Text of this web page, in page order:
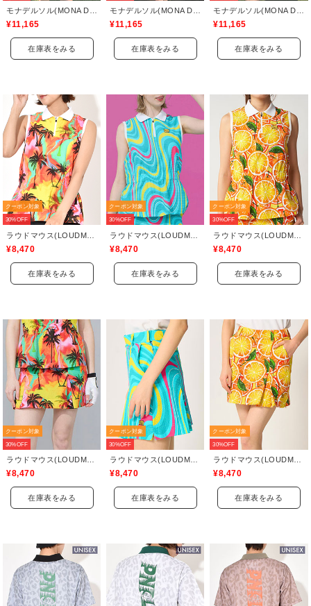
モナデルソル(MONA DELSOL)
¥11,165
在庫表をみる
モナデルソル(MONA DELSOL)
¥11,165
在庫表をみる
モナデルソル(MONA DELSOL)
¥11,165
在庫表をみる
クーポン対象
30%OFF
¥8,470
在庫表をみる
クーポン対象
30%OFF
¥8,470
在庫表をみる
クーポン対象
30%OFF
¥8,470
在庫表をみる
クーポン対象
30%OFF
¥8,470
在庫表をみる
クーポン対象
30%OFF
¥8,470
在庫表をみる
クーポン対象
30%OFF
¥8,470
在庫表をみる